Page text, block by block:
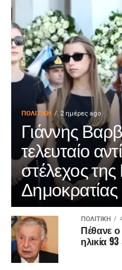
ΠΟΛΙΤΙΚΉ 2 ημέρες ago
Γιάννης
τελευταίο
στέλεχος
Δημοκρατίας
ΠΟΛΙΤΙΚΉ
Πέθανε
ηλικία